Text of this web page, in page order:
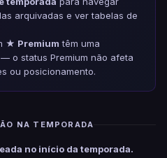
arquivadas e ver tabelas de
★ Premium têm uma
o status Premium não afeta
ou posicionamento.
NA TEMPORADA
no início da temporada.